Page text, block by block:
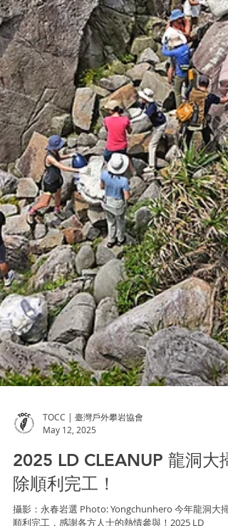
TOCC | 臺灣戶外攀岩協會
May 12, 2025